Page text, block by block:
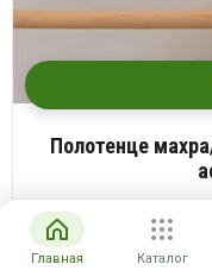
Полотенце
Главная Каталог